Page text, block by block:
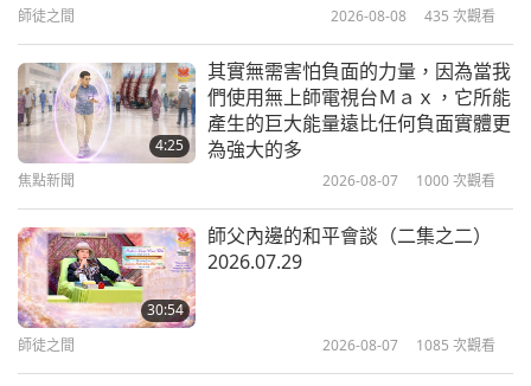
純素復活節特輯（二集之一）—純素
奶香烤馬鈴薯片與純素杏鮑菇排
逆轉阿茲海默症：狄恩歐尼斯醫師的
師徒之間 2026-08-08 435 次觀看
4:25
其實無需害怕負面的力量，因為當我
們使用無上師電視台Ｍａｘ，它所能
產生的巨大能量遠比任何負面實體更
為強大的多
焦點新聞 2026-08-07 1000次觀看
30:54
師父內邊的和平會談（二集之二）
2026.07.29
師徒之間 2026-08-07 1085 次觀看